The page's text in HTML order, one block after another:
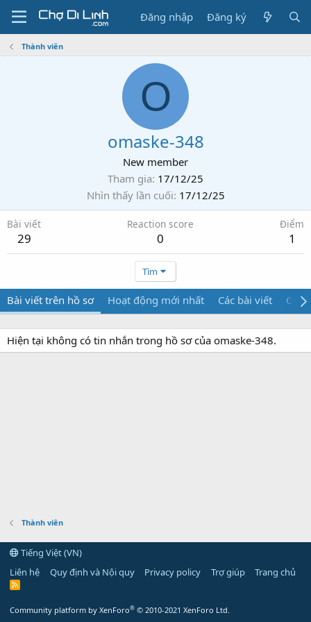
Đăng nhập Đăng ký
Thành viên
O
omaske-348
New member
Tham gia 17/12/25
Nhìn thấy lần cuối 17/12/25
Bài viết
29
Reaction score
0
Điểm
1
Tìm
Bài viết trên hồ sơ Hoạt động mới nhất Các bài viết Giới
Hiện tại không có tin nhắn trong hồ sơ của omaske-348.
Thành viên
Tiếng Việt (VN)
Liên hệ
Quy định và Nội quy Privacy policy Trợ giúp Trang chủ
R
Community platform by XenForo® © 2010-2021 XenForo Ltd.